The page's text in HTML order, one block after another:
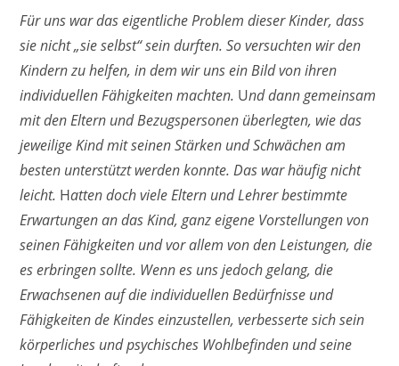
Für uns war das eigentliche Problem dieser Kinder, dass
sie nicht „sie selbst“ sein durften. So versuchten wir den
Kindern zu helfen, in dem wir uns ein Bild von ihren
individuellen Fähigkeiten machten. Und dann gemeinsam
mit den Eltern und Bezugspersonen überlegten, wie das
jeweilige Kind mit seinen Stärken und Schwächen am
besten unterstützt werden konnte. Das war häufig nicht
leicht. Hatten doch viele Eltern und Lehrer bestimmte
Erwartungen an das Kind, ganz eigene Vorstellungen von
seinen Fähigkeiten und vor allem von den Leistungen, die
es erbringen sollte. Wenn es uns jedoch gelang, die
Erwachsenen auf die individuellen Bedürfnisse und
Fähigkeiten de Kindes einzustellen, verbesserte sich sein
körperliches und psychisches Wohlbefinden und seine